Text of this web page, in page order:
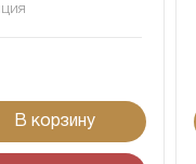
В корзину